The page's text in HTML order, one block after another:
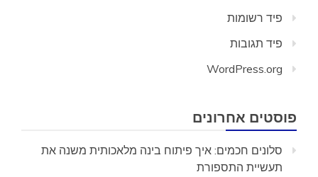
פיד רשומות
פיד תגובות
WordPress.org
פוסטים אחרונים
סלונים חכמים: איך פיתוח בינה מלאכותית משנה את
תעשיית התספורת